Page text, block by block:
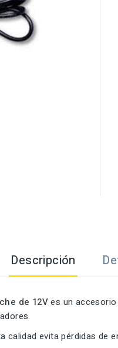
Descripción
de 12Ves un
calidad evita pérdidas de